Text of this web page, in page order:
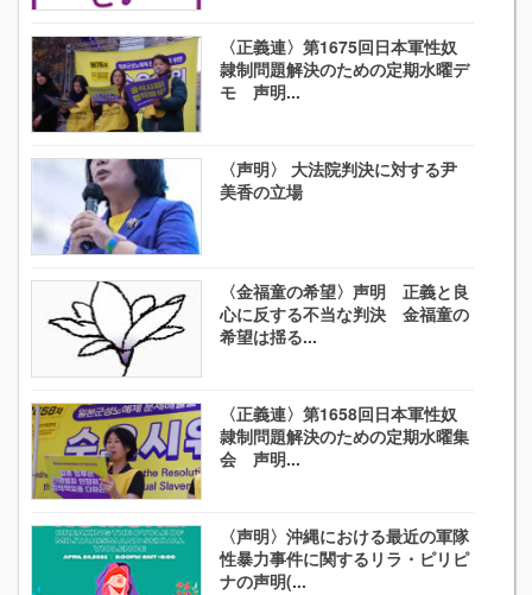
〈正義連〉第1675回日本軍性奴
隷制問題解決のための定期水曜デ
モ 声明...
〈声明〉 大法院判決に対する尹
美香の立場
〈金福童の希望〉声明 正義と良
心に反する不当な判決 金福童の
希望は揺る...
〈正義連〉第1658回日本軍性奴
隷制問題解決のための定期水曜集
会 声明...
〈声明〉沖縄における最近の軍隊
性暴力事件に関するリラ・ピリピ
ナの声明(...